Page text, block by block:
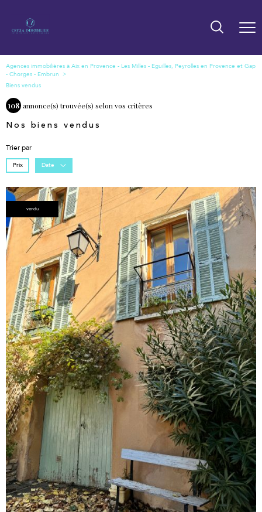
Biens vendus
108 annonce(s) trouvée(s) selon vos critères
Nos biens vendus
Trier par
Prix Date
vendu